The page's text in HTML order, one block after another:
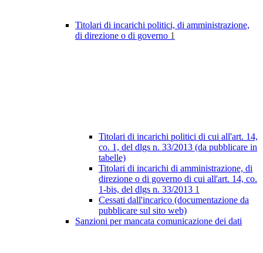
Titolari di incarichi politici, di amministrazione,
di direzione o di governo 1
Titolari di incarichi politici di cui all'art. 14,
co. 1, del dlgs n. 33/2013 (da pubblicare in
tabelle)
Titolari di incarichi di amministrazione, di
direzione o di governo di cui all'art. 14, co.
1-bis, del dlgs n. 33/2013 1
Cessati dall'incarico (documentazione da
pubblicare sul sito web)
Sanzioni per mancata comunicazione dei dati